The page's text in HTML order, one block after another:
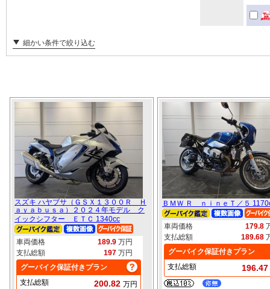
細かい条件で絞り込む
スズキ ハヤブサ（ＧＳＸ１３００Ｒ Ｈ
ａｙａｂｕｓａ）２０２４年モデル ク
イックシフター ＥＴＣ 1340cc
車両価格 189.9 万円
支払総額
197 万円
グーバイク保証付きプラン
支払総額
200.82 万円
ＢＭＷ Ｒ ｎｉｎｅＴ／５
車両価格 179.8
支払総額
189.68
グーバイク保証付きプラン
支払総額
196.47